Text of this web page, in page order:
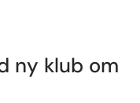
ny klub om